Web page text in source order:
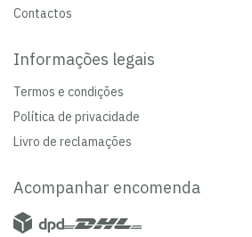
Contactos
Informações legais
Termos e condições
Política de privacidade
Livro de reclamações
Acompanhar encomenda